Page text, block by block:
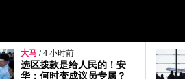
大马 / 8 小时前
绝不容航空人员涉毒
MAG强制旗下机师接受